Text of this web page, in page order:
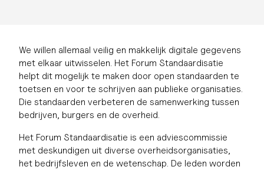
We willen allemaal veilig en makkelijk digitale gegevens
met elkaar uitwisselen. Het Forum Standaardisatie
helpt dit mogelijk te maken door open standaarden te
toetsen en voor te schrijven aan publieke organisaties.
Die standaarden verbeteren de samenwerking tussen
bedrijven, burgers en de overheid.
Het Forum Standaardisatie is een adviescommissie
met deskundigen uit diverse overheidsorganisaties,
het bedrijfsleven en de wetenschap. De leden worden